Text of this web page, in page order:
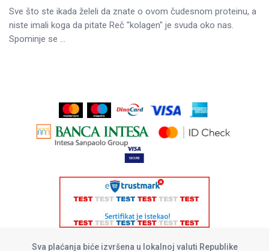
Sve što ste ikada želeli da znate o ovom čudesnom proteinu, a
niste imali koga da pitate Reč "kolagen" je svuda oko nas.
Spominje se ...
Sva plaćanja biće izvršena u lokalnoj valuti Republike